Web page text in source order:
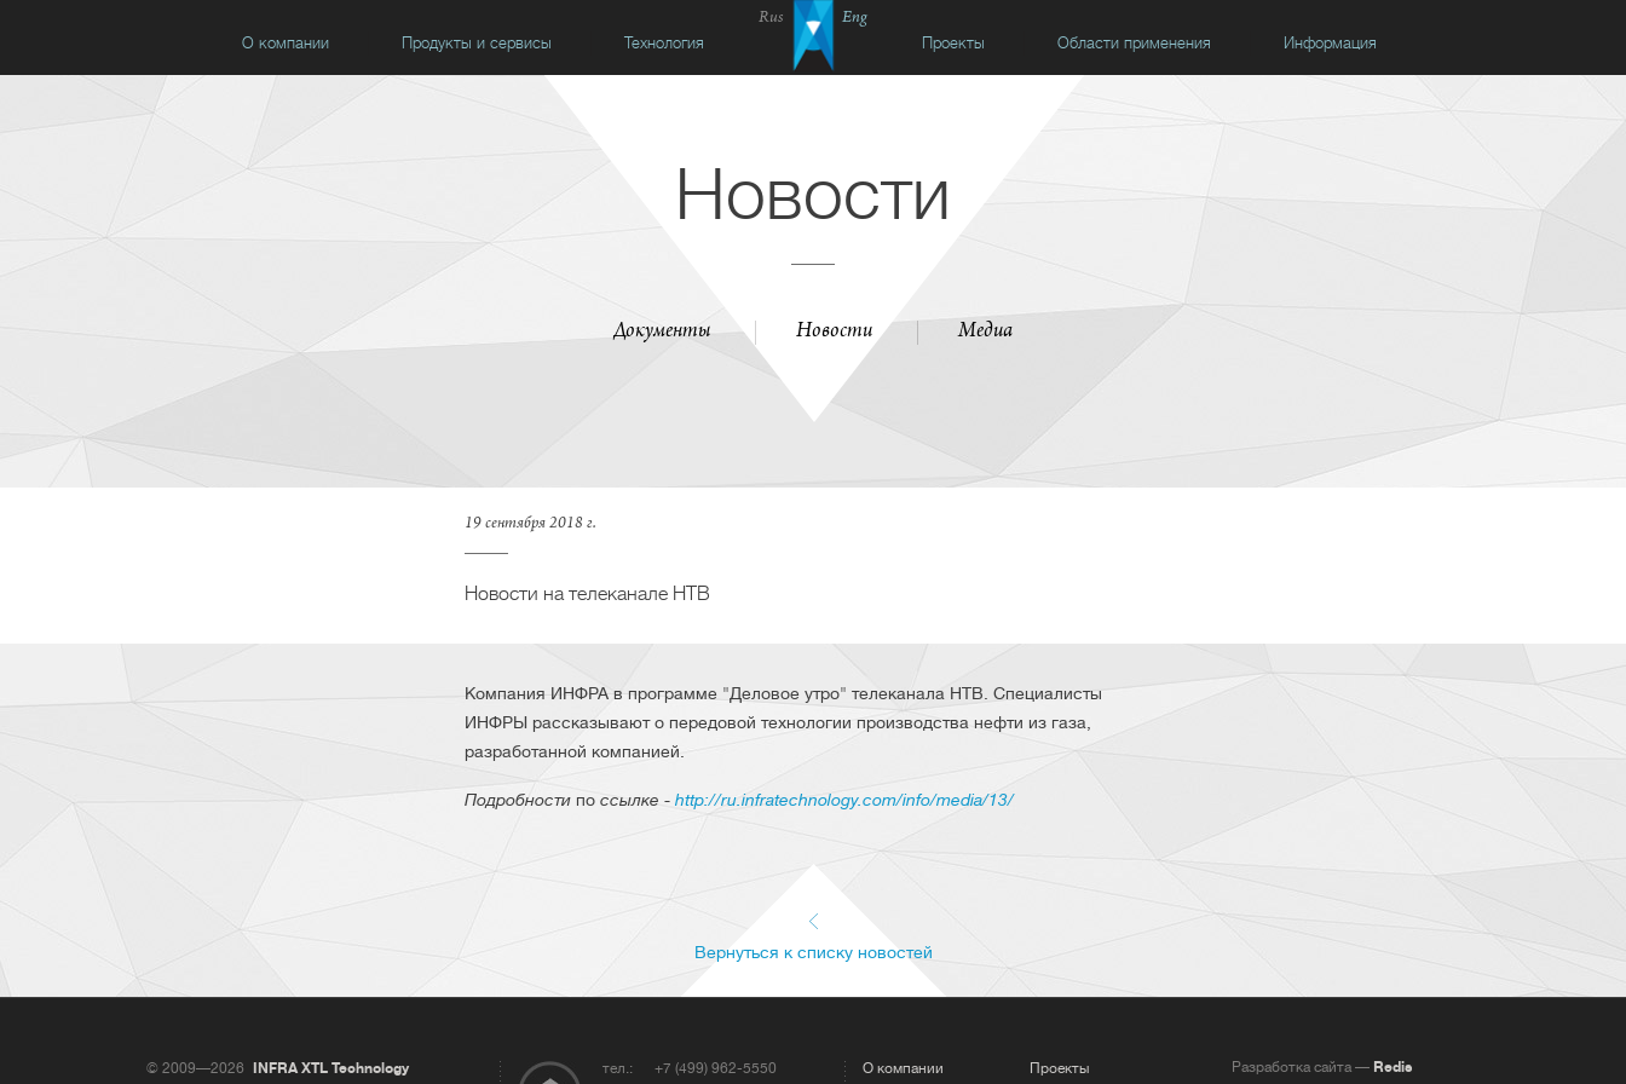
Rus
Eng
О компании
Продукты и сервисы Технология Проекты Области применения Информация
Новости
Документы Новости Медиа
19 сентября 2018 г.
Новости на телеканале НТВ
Компания ИНФРА в программе "Деловое утро" телеканала НТВ. Специалисты
ИНФРЫ рассказывают о передовой технологии производства нефти из газа,
разработанной компанией.
Подробности по ссылке - http://ru.infratechnology.com/info/media/13/
Вернуться к списку новостей
© 2009—2026 INFRA XTL Technology тел.: +7 (499) 962-5550 О компании Проекты Разработка сайта — Redis